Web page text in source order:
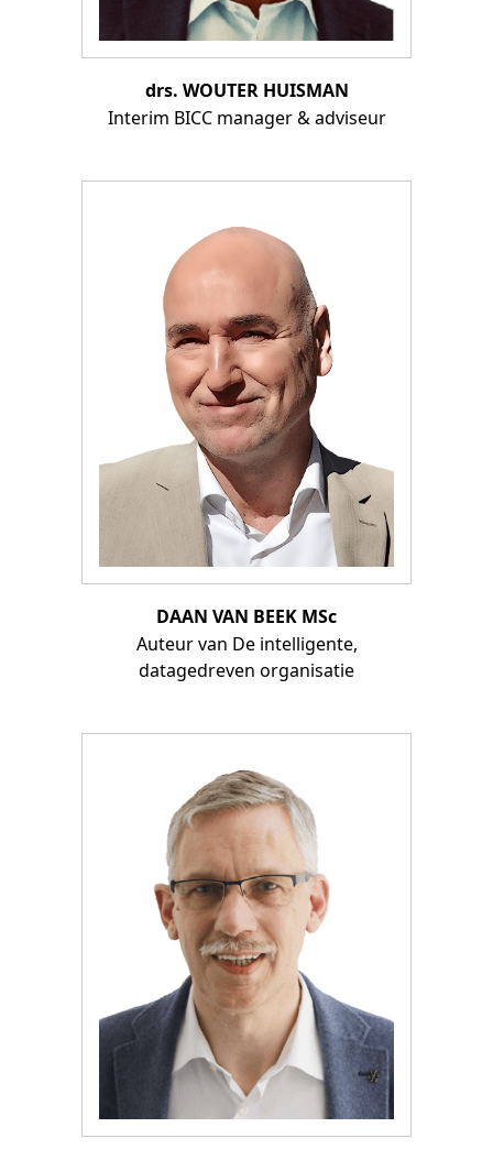
drs. WOUTER HUISMAN
Interim BICC manager & adviseur
DAAN VAN BEEK MSc
Auteur van De intelligente,
datagedreven organisatie